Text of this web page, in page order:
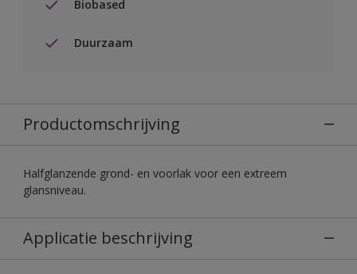
Biobased
Duurzaam
Productomschrijving
Halfglanzende grond- en voorlak voor een extreem
glansniveau.
Applicatie beschrijving